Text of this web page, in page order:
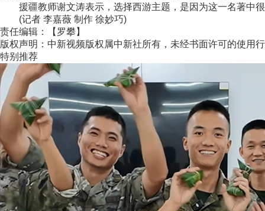
援疆教师谢文涛表示，选择西游主题，是因为这一名著中很
(记者 李嘉薇 制作 徐妙巧)
责任编辑：【罗攀】
版权声明：中新视频版权属中新社所有，未经书面许可的使用
特别推荐